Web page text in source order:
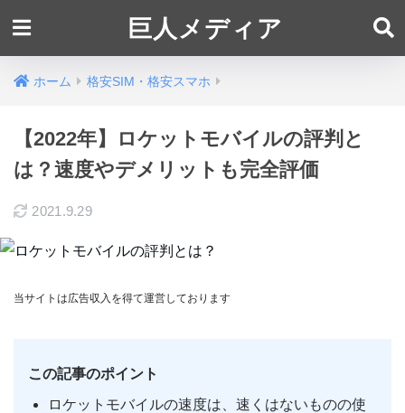
巨人メディア
ホーム 格安SIM・格安スマホ
【2022年】ロケットモバイルの評判と
は？速度やデメリットも完全評価
2021.9.29
当サイトは広告収入を得て運営しております
この記事のポイント
ロケットモバイルの速度は、速くはないものの使